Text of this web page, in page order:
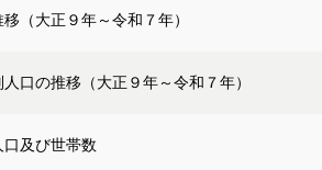
（大正９年～令和７年）
口の推移（大正９年～令和７年）
及び世帯数